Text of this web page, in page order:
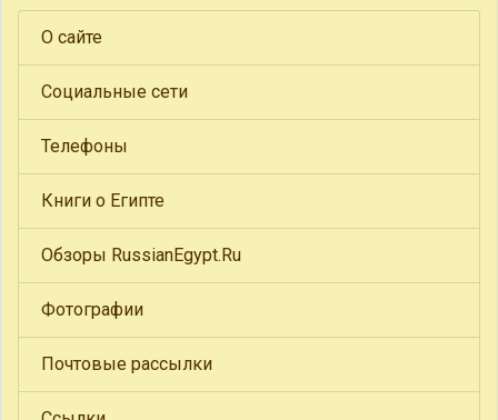
О сайте
Социальные сети
Телефоны
Книги о Египте
Обзоры RussianEgypt.Ru
Фотографии
Почтовые рассылки